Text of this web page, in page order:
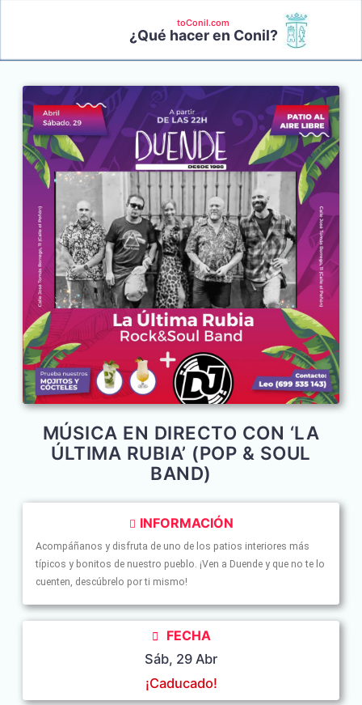
toConil.com
¿Qué hacer en Conil?
MÚSICA EN DIRECTO CON ‘LA
ÚLTIMA RUBIA’ (POP & SOUL
BAND)
INFORMACIÓN
Acompáñanos y disfruta de uno de los patios interiores más
típicos y bonitos de nuestro pueblo. ¡Ven a Duende y que no te lo
cuenten, descúbrelo por ti mismo!
FECHA
Sáb, 29 Abr
¡Caducado!